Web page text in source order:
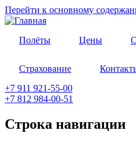
Перейти к основному
Полёты Цены
Страхование
+7 911 921-55-00
+7 812 984-00-51
Строка навигации